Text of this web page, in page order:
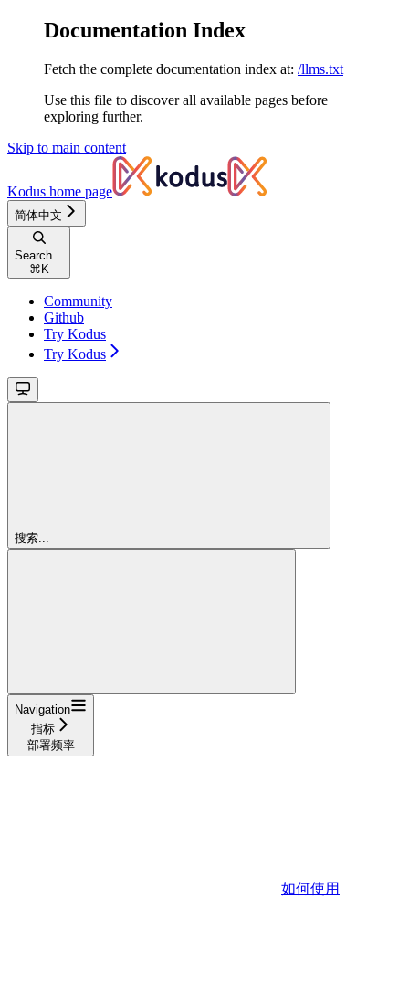
Documentation Index
Fetch the complete documentation index at: /llms.txt
Use this file to discover all available pages before
exploring further.
Skip to main content
Kodus home page
简体中文
Search...
⌘ K
Community
Github
Try Kodus
Try Kodus
搜索...
Navigation
指标
部署频率
如何使用